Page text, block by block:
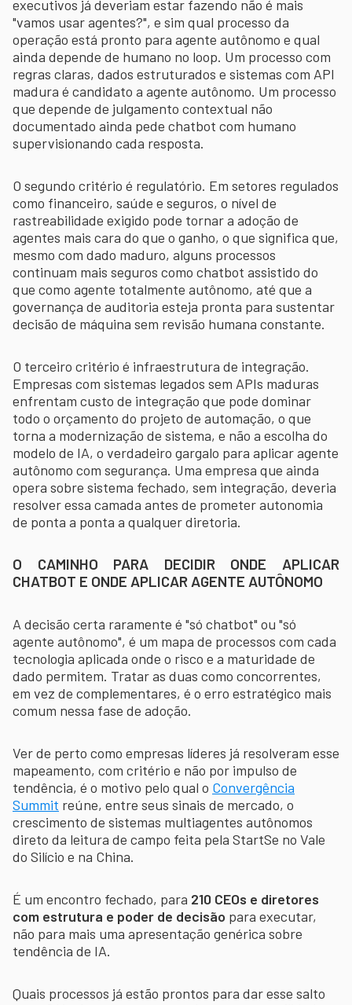
executivos já deveriam estar fazendo não é mais
"vamos usar agentes?", e sim qual processo da
operação está pronto para agente autônomo e qual
ainda depende de humano no loop. Um processo com
regras claras, dados estruturados e sistemas com API
madura é candidato a agente autônomo. Um processo
que depende de julgamento contextual não
documentado ainda pede chatbot com humano
supervisionando cada resposta.
O segundo critério é regulatório. Em setores regulados
como financeiro, saúde e seguros, o nível de
rastreabilidade exigido pode tornar a adoção de
agentes mais cara do que o ganho, o que significa que,
mesmo com dado maduro, alguns processos
continuam mais seguros como chatbot assistido do
que como agente totalmente autônomo, até que a
governança de auditoria esteja pronta para sustentar
decisão de máquina sem revisão humana constante.
O terceiro critério é infraestrutura de integração.
Empresas com sistemas legados sem APIs maduras
enfrentam custo de integração que pode dominar
todo o orçamento do projeto de automação, o que
torna a modernização de sistema, e não a escolha do
modelo de IA, o verdadeiro gargalo para aplicar agente
autônomo com segurança. Uma empresa que ainda
opera sobre sistema fechado, sem integração, deveria
resolver essa camada antes de prometer autonomia
de ponta a ponta a qualquer diretoria.
O CAMINHO PARA DECIDIR ONDE APLICAR
CHATBOT E ONDE APLICAR AGENTE AUTÔNOMO
A decisão certa raramente é "só chatbot" ou "só
agente autônomo", é um mapa de processos com cada
tecnologia aplicada onde o risco e a maturidade de
dado permitem. Tratar as duas como concorrentes,
em vez de complementares, é o erro estratégico mais
comum nessa fase de adoção.
Ver de perto como empresas líderes já resolveram esse
mapeamento, com critério e não por impulso de
tendência, é o motivo pelo qual o Convergência
Summit reúne, entre seus sinais de mercado, o
crescimento de sistemas multiagentes autônomos
direto da leitura de campo feita pela StartSe no Vale
do Silício e na China.
É um encontro fechado, para 210 CEOs e diretores
com estrutura e poder de decisão para executar,
não para mais uma apresentação genérica sobre
tendência de IA.
Quais processos já estão prontos para dar esse salto